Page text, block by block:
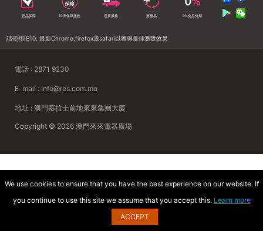
正品保障 10天保障服務 送貨服務 落樓易 0%免息分期
請使用IE10, 最新Chrome,firefox或safari以獲得最佳瀏覽效果
電話 : 2871 9230
E-mail : info@res.com.mo
地址 : 澳門慕拉士前地來來集團大廈
Copyright © 2026 澳門來來電器廣場
We use cookies to ensure that you have the best experience on our website. If
you continue to use this site we assume that you accept this. Learn more
ACCEPT